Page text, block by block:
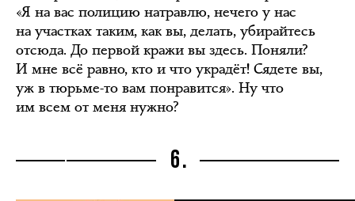
«Я на вас полицию натравлю, нечего у нас
на участках таким, как вы, делать, убирайтесь
отсюда. До первой кражи вы здесь. Поняли?
И мне всё равно, кто и что украдёт! Сядете вы,
уж в тюрьме-то вам понравится». Ну что
им всем от меня нужно?
6.